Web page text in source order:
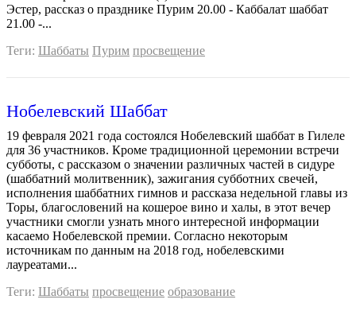
Эстер, рассказ о празднике Пурим 20.00 - Каббалат шаббат
21.00 -...
Теги: Шаббаты Пурим просвещение
Нобелевский Шаббат
19 февраля 2021 года состоялся Нобелевский шаббат в Гилеле
для 36 участников. Кроме традиционной церемонии встречи
субботы, с рассказом о значении различных частей в сидуре
(шаббатний молитвенник), зажигания субботних свечей,
исполнения шаббатних гимнов и рассказа недельной главы из
Торы, благословений на кошерое вино и халы, в этот вечер
участники смогли узнать много интересной информации
касаемо Нобелевской премии. Согласно некоторым
источникам по данным на 2018 год, нобелевскими
лауреатами...
Теги: Шаббаты просвещение образование